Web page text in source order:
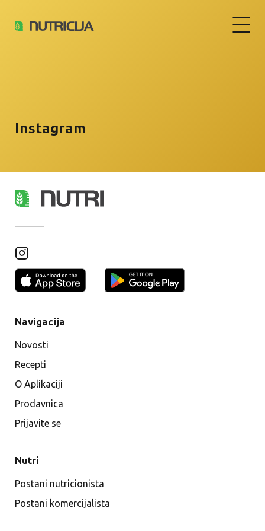
Instagram
Navigacija
Novosti
Recepti
O Aplikaciji
Prodavnica
Prijavite se
Nutri
Postani nutricionista
Postani komercijalista